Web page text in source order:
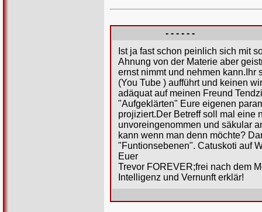
- - - - - -
Ist ja fast schon peinlich sich mit
Ahnung von der Materie aber
ernst nimmt und nehmen kann.Ihr
(You Tube ) aufführt und keinen
adäquat auf meinen Freund
"Aufgeklärten" Eure eigenen
projiziert.Der Betreff soll mal eine
unvoreingenommen und säkular
kann wenn man denn möchte?
"Funtionsebenen". Catuskoti auf
Euer
Trevor FOREVER;frei nach dem
Intelligenz und Vernunft erklär!